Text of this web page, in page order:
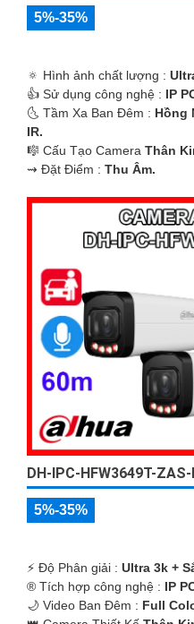
5%-35%
🔅 Hình ảnh chất lượng :
👍 Sử dụng công nghệ : IP
🌜 Tầm Xa Ban Đêm : Hồng
IR.
🎼️ Cấu Tạo Camera Thân
️⇝ Đặt Điểm : Thu Âm.
DH-IPC-HFW3649T-
5%-35%
️⚡ Độ Phân giải : Ultra 3k +
®️ Tích hợp công nghệ : IP
🌙 Video Ban Đêm : Full